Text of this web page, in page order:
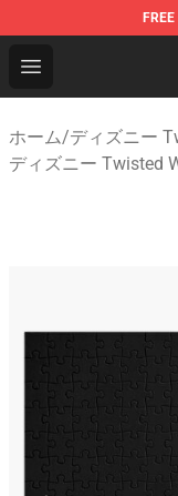
FREE
Open menu
Twisted
ホーム/ディズニー
ディズニー Twisted